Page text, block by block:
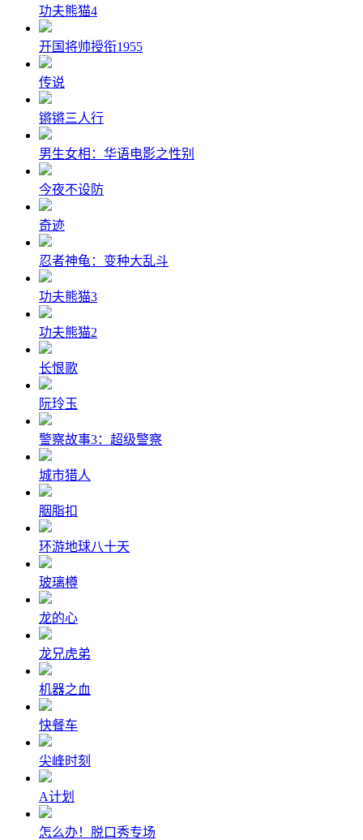
功夫熊猫4
开国将帅授衔1955
传说
锵锵三人行
男生女相：华语电影之性别
今夜不设防
奇迹
忍者神龟：变种大乱斗
功夫熊猫3
功夫熊猫2
长恨歌
阮玲玉
警察故事3：超级警察
城市猎人
胭脂扣
环游地球八十天
玻璃樽
龙的心
龙兄虎弟
机器之血
快餐车
尖峰时刻
A计划
怎么办！脱口秀专场